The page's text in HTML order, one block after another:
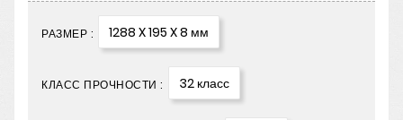
РАЗМЕР : 1288 X 195 X 8 мм
КЛАСС ПРОЧНОСТИ : 32 класс